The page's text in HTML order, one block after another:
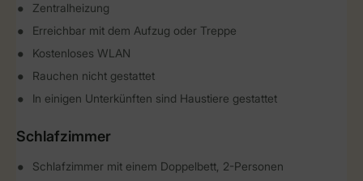
Zentralheizung
Erreichbar mit dem Aufzug oder Treppe
Kostenloses WLAN
Rauchen nicht gestattet
In einigen Unterkünften sind Haustiere gestattet
Schlafzimmer
Schlafzimmer mit einem Doppelbett, 2-Personen